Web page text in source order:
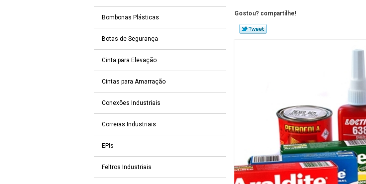
Bombonas Plásticas
Botas de Segurança
Cinta para Elevação
Cintas para Amarração
Conexões Industriais
Correias Industriais
EPIs
Feltros Industriais
Gostou? compartilhe!